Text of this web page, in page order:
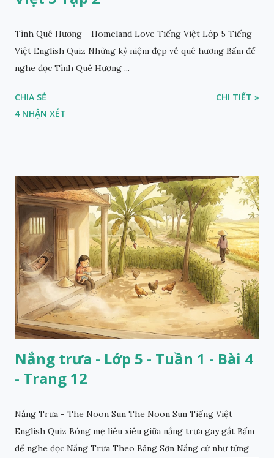
Tình Quê Hương - Homeland Love Tiếng Việt Lớp 5 Tiếng
Việt English Quiz Những kỷ niệm đẹp về quê hương Bấm để
nghe đọc Tình Quê Hương ...
CHIA SẺ
4 NHẬN XÉT
CHI TIẾT »
Nắng trưa - Lớp 5 - Tuần 1 - Bài 4
- Trang 12
Nắng Trưa - The Noon Sun The Noon Sun Tiếng Việt
English Quiz Bóng mẹ liêu xiêu giữa nắng trưa gay gắt Bấm
để nghe đọc Nắng Trưa Theo Băng Sơn Nắng cứ như từng